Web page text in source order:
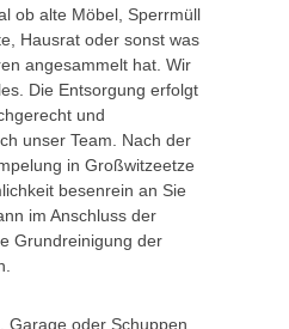
ob alte Möbel, Sperrmüll
Hausrat oder sonst was
angesammelt hat. Wir
Die Entsorgung erfolgt
und
unser Team. Nach der
in Großwitzeetze
besenrein an Sie
im Anschluss der
Grundreinigung der
Garage oder Schuppen